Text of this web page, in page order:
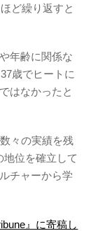
ど繰り返すと
年齢に関係な
歳でヒートに
はなかったと
々の実績を残
地位を確立して
チャーから学
』に寄稿し